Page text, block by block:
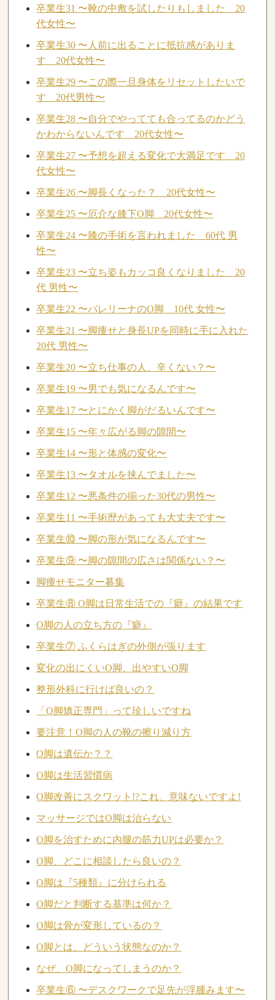
卒業生31 〜靴の中敷を試したりもしました 20
代女性〜
卒業生30 〜人前に出ることに抵抗感がありま
す 20代女性〜
卒業生29 〜この際一旦身体をリセットしたいで
す 20代男性〜
卒業生28 〜自分でやってても合ってるのかどう
かわからないんです 20代女性〜
卒業生27 〜予想を超える変化で大満足です 20
代女性〜
卒業生26 〜脚長くなった？ 20代女性〜
卒業生25 〜厄介な膝下O脚 20代女性〜
卒業生24 〜膝の手術を言われました 60代 男
性〜
卒業生23 〜立ち姿もカッコ良くなりました 20
代 男性〜
卒業生22 〜バレリーナのO脚 10代 女性〜
卒業生21 〜脚痩せと身長UPを同時に手に入れた
20代 男性〜
卒業生20 〜立ち仕事の人、辛くない？〜
卒業生19 〜男でも気になるんです〜
卒業生17 〜とにかく脚がだるいんです〜
卒業生15 〜年々広がる脚の隙間〜
卒業生14 〜形と体感の変化〜
卒業生13 〜タオルを挟んでました〜
卒業生12 〜悪条件の揃った30代の男性〜
卒業生11 〜手術歴があっても大丈夫です〜
卒業生⑩ 〜脚の形が気になるんです〜
卒業生⑨ 〜脚の隙間の広さは関係ない？〜
脚痩せモニター募集
卒業生⑧ O脚は日常生活での『癖』の結果です
O脚の人の立ち方の『癖』
卒業生⑦ ふくらはぎの外側が張ります
変化の出にくいO脚、出やすいO脚
整形外科に行けば良いの？
「O脚矯正専門」って珍しいですね
要注意！O脚の人の靴の擦り減り方
O脚は遺伝か？？
O脚は生活習慣病
O脚改善にスクワット!?これ、意味ないですよ!
マッサージではO脚は治らない
O脚を治すために内腿の筋力UPは必要か？
O脚、どこに相談したら良いの？
O脚は『5種類』に分けられる
O脚だと判断する基準は何か？
O脚は骨が変形しているの？
O脚とは、どういう状態なのか？
なぜ、O脚になってしまうのか？
卒業生⑥ 〜デスクワークで足先が浮腫みます〜